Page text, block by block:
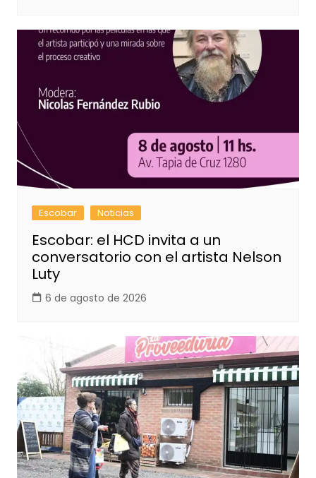
Escobar Noticias
Escobar: el HCD invita a un
conversatorio con el artista Nelson
Luty
6 de agosto de 2026